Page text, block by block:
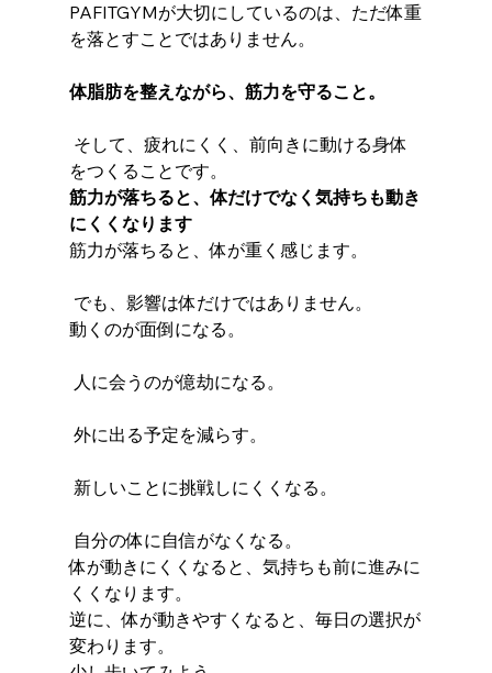
PAFITGYMが大切にしているのは、ただ体重
を落とすことではありません。
体脂肪を整えながら、筋力を守ること。
をつくることです。
筋力が落ちると、体だけでなく気持ちも動き
にくくなります
筋力が落ちると、体が重く感じます。
でも、影響は体だけではありません。
動くのが面倒になる。
人に会うのが億劫になる。
外に出る予定を減らす。
新しいことに挑戦しにくくなる。
自分の体に自信がなくなる。
体が動きにくくなると、気持ちも前に進みに
くくなります。
逆に、体が動きやすくなると、毎日の選択が
変わります。